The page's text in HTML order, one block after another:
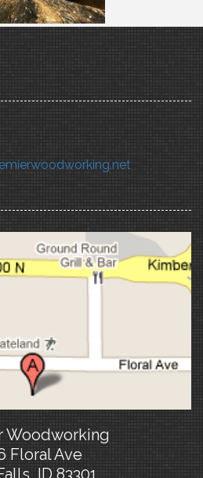
Woodworking
Floral Ave
ID 83301